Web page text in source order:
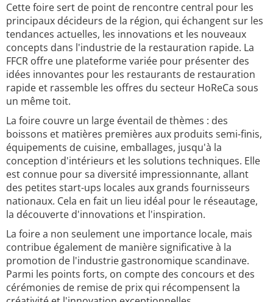
Cette foire sert de point de rencontre central pour les
principaux décideurs de la région, qui échangent sur les
tendances actuelles, les innovations et les nouveaux
concepts dans l'industrie de la restauration rapide. La
FFCR offre une plateforme variée pour présenter des
idées innovantes pour les restaurants de restauration
rapide et rassemble les offres du secteur HoReCa sous
un même toit.
La foire couvre un large éventail de thèmes : des
boissons et matières premières aux produits semi-finis,
équipements de cuisine, emballages, jusqu'à la
conception d'intérieurs et les solutions techniques. Elle
est connue pour sa diversité impressionnante, allant
des petites start-ups locales aux grands fournisseurs
nationaux. Cela en fait un lieu idéal pour le réseautage,
la découverte d'innovations et l'inspiration.
La foire a non seulement une importance locale, mais
contribue également de manière significative à la
promotion de l'industrie gastronomique scandinave.
Parmi les points forts, on compte des concours et des
cérémonies de remise de prix qui récompensent la